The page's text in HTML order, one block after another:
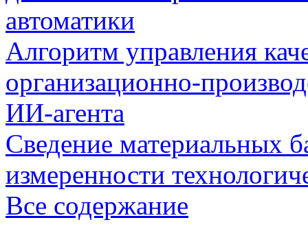
автоматики
Алгоритм управления
организационно-
ИИ-агента
Сведение материальных
измеренности
Все содержание